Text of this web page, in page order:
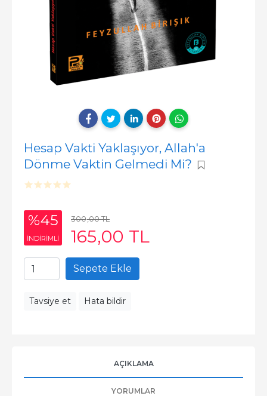
Hesap Vakti Yaklaşıyor, Allah'a
Dönme Vaktin Gelmedi Mi?
%45
INDIRIMLI
300,00TL
165,00 TL
Sepete Ekle
Tavsiye et Hata bildir
AÇIKLAMA
YORUMLAR